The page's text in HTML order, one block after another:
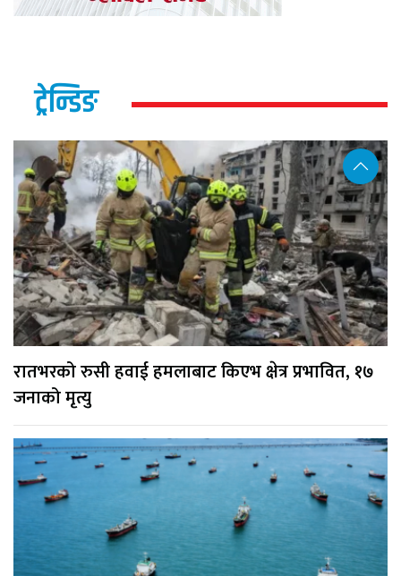
ट्रेन्डिङ
रातभरको रुसी हवाई हमलाबाट किएभ क्षेत्र प्रभावित, १७
जनाको मृत्यु